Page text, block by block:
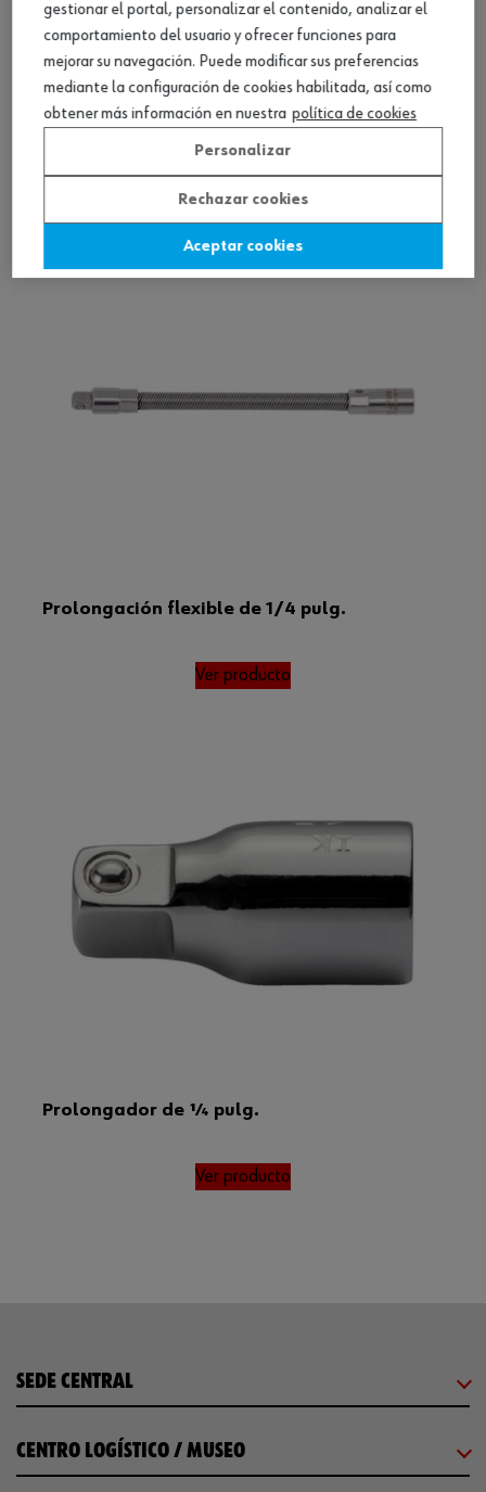
Prolongación de 1 pulg.
Ver producto
Prolongación flexible de 1/4 pulg.
Ver producto
Prolongador de 1⁄4 pulg.
Ver producto
SEDE CENTRAL
CENTRO LOGÍSTICO / MUSEO
gestionar el portal, personalizar el contenido, analizar el
comportamiento del usuario y ofrecer funciones para
mejorar su navegación. Puede modificar sus preferencias
mediante la configuración de cookies habilitada, así como
obtener más información en nuestra política de cookies
Personalizar
Rechazar cookies
Aceptar cookies